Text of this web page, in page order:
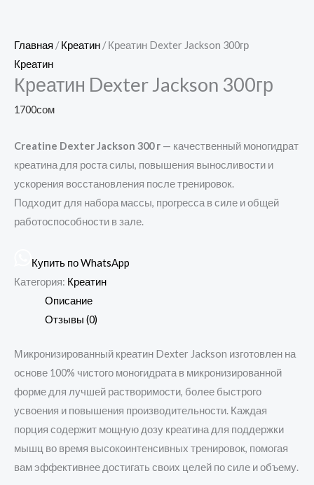
Главная /Креатин / Креатин Dexter Jackson 300гр
Креатин
Креатин Dexter Jackson 300гр
1700сом
Creatine Dexter Jackson 300 г — качественный моногидрат
креатина для роста силы, повышения выносливости и
ускорения восстановления после тренировок.
Подходит для набора массы, прогресса в силе и общей
работоспособности в зале.
Купить по WhatsApp
Категория: Креатин
Описание
Отзывы (0)
Микронизированный креатин Dexter Jackson изготовлен на
основе 100% чистого моногидрата в микронизированной
форме для лучшей растворимости, более быстрого
усвоения и повышения производительности. Каждая
порция содержит мощную дозу креатина для поддержки
мышц во время высокоинтенсивных тренировок, помогая
вам эффективнее достигать своих целей по силе и объему.